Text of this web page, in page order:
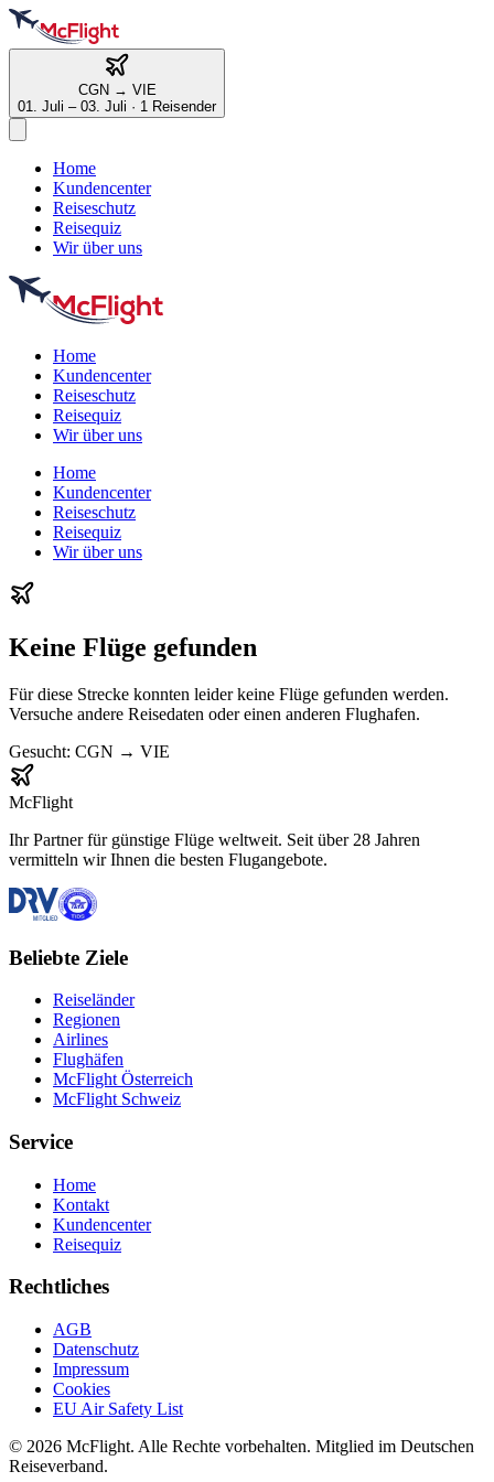
CGN → VIE
01. Juli – 03. Juli · 1 Reisender
Home
Kundencenter
Reiseschutz
Reisequiz
Wir über uns
Home
Kundencenter
Reiseschutz
Reisequiz
Wir über uns
Home
Kundencenter
Reiseschutz
Reisequiz
Wir über uns
Keine Flüge gefunden
Für diese Strecke konnten leider keine Flüge gefunden werden.
Versuche andere Reisedaten oder einen anderen Flughafen.
Gesucht: CGN → VIE
McFlight
Ihr Partner für günstige Flüge weltweit. Seit über 28 Jahren
vermitteln wir Ihnen die besten Flugangebote.
Beliebte Ziele
Reiseländer
Regionen
Airlines
Flughäfen
McFlight Österreich
McFlight Schweiz
Service
Home
Kontakt
Kundencenter
Reisequiz
Rechtliches
AGB
Datenschutz
Impressum
Cookies
EU Air Safety List
© 2026 McFlight. Alle Rechte vorbehalten. Mitglied im Deutschen
Reiseverband.